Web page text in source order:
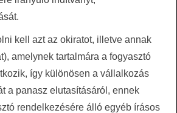
kell azt az okiratot, illetve annak
amelynek tartalmára a fogyasztó
így különösen a vállalkozás
a panasz elutasításáról, ennek
rendelkezésére álló egyéb írásos